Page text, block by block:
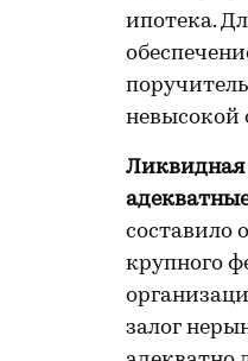
ипотека.
невысокой
Ликвидная
составило
крупного
залог